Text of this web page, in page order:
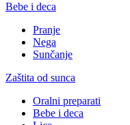
Bebe i deca
Pranje
Nega
Sunčanje
Zaštita od sunca
Oralni preparati
Bebe i deca